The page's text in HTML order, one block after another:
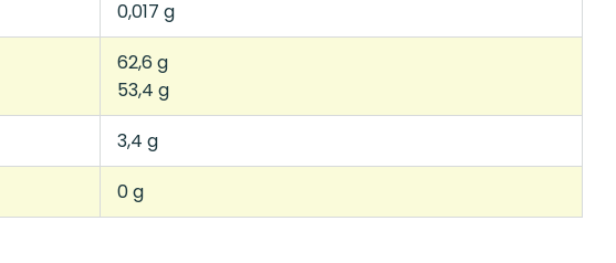
0,017 g
62,6 g
53,4 g
3,4 g
0 g